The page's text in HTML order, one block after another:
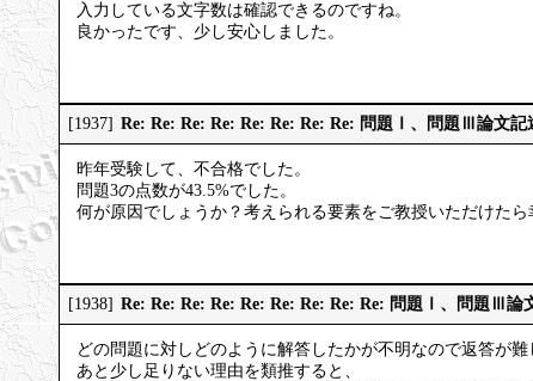
入力している文字数は確認できるのですね。
良かったです、少し安心しました。
[1937] Re: Re: Re: Re: Re: Re: Re: Re: 問題Ⅰ、問題Ⅲ論文記
昨年受験して、不合格でした。
問題3の点数が43.5%でした。
何が原因でしょうか？考えられる要素をご教授いただけたら
[1938] Re: Re: Re: Re: Re: Re: Re: Re: Re: 問題Ⅰ、問題Ⅲ論
どの問題に対しどのように解答したかが不明なので返答が
あと少し足りない理由を類推すると、